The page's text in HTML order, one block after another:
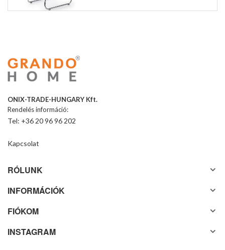
ONIX-TRADE-HUNGARY Kft.
Rendelés információ:
Tel: +36 20 96 96 202
Kapcsolat
RÓLUNK
INFORMÁCIÓK
FIÓKOM
INSTAGRAM